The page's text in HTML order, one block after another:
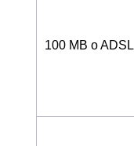
100 MB o ADSL